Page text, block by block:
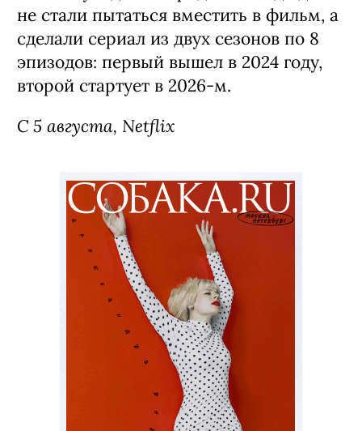
не стали пытаться вместить в фильм, а
сделали сериал из двух сезонов по 8
эпизодов: первый вышел в 2024 году,
второй стартует в 2026-м.
С 5 августа, Netflix